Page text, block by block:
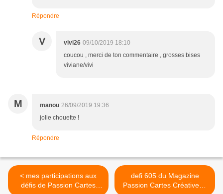
Répondre
V vivi26 09/10/2019 18:10
coucou , merci de ton commentaire , grosses bises
viviane/vivi
M manou 26/09/2019 19:36
jolie chouette !
Répondre
< mes participations aux
défis de Passion Cartes
defi 605 du Magazine
Passion Cartes Créatives :